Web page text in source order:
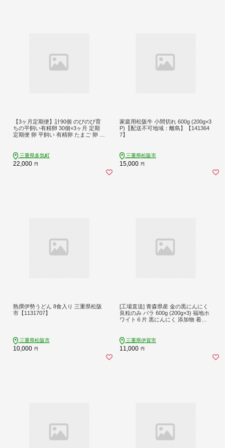
【3ヶ月定期便】計90個 のびのび育
ちの平飼い有精卵 30個×3ヶ月 定期
定期便 卵 平飼い 有精卵 たまご 卵 玉
県 多気町 JK-04
三重県多気町
22,000 円
家庭用松阪牛 小間切れ 600g (200g×3
P)【配送不可地域：離島】【141364
7】
三重県松阪市
15,000 円
熟撰伊勢うどん 8食入り 三重県松阪
市【1131707】
三重県松阪市
10,000 円
[工場直送] 青森県産 金の黒にんにく
良粒のみ バラ 600g (200g×3) 福地ホ
ワイト６片 黒にんにく 添加物 着色
三重県伊賀市
11,000 円